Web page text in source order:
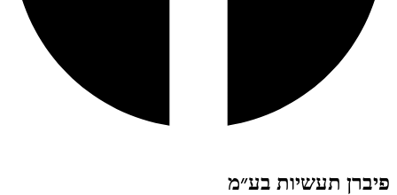
פיברן תעשיות בע״מ